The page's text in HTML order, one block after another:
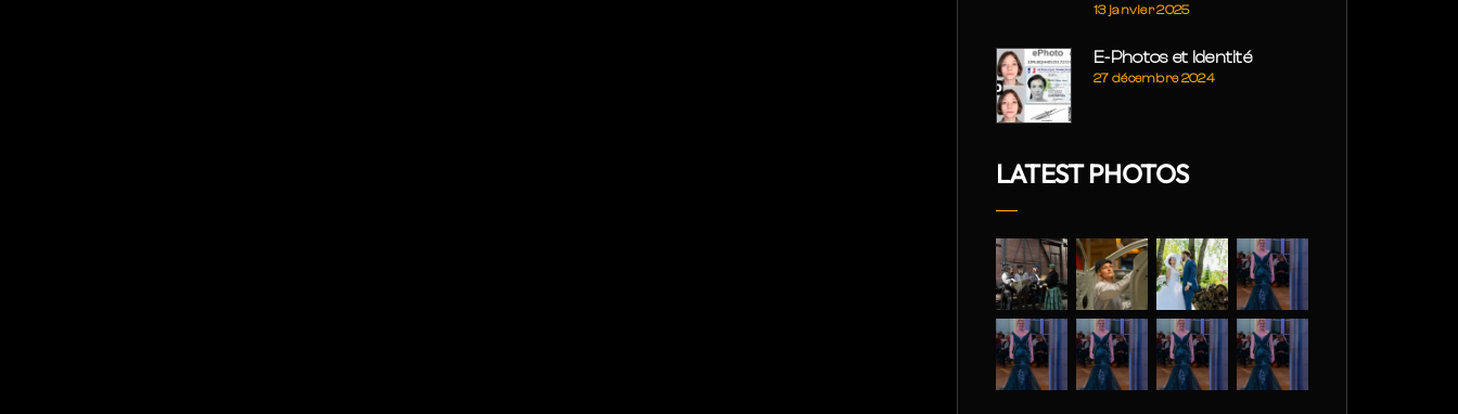
13 janvier 2025
E-Photos et Identité
27 décembre 2024
LATEST PHOTOS